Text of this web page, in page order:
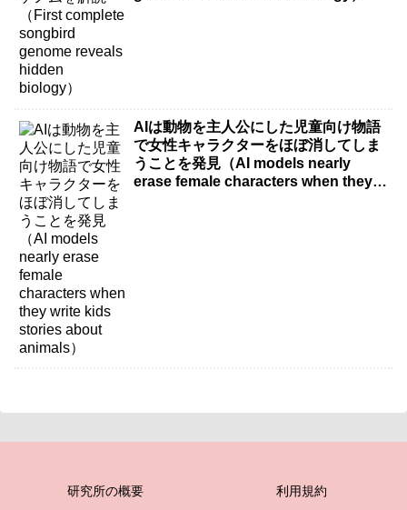
AIは動物を主人公にした児童向け物語
で女性キャラクターをほぼ消してしま
うことを発見（AI models nearly
erase female characters when they
研究所の概要 利用規約